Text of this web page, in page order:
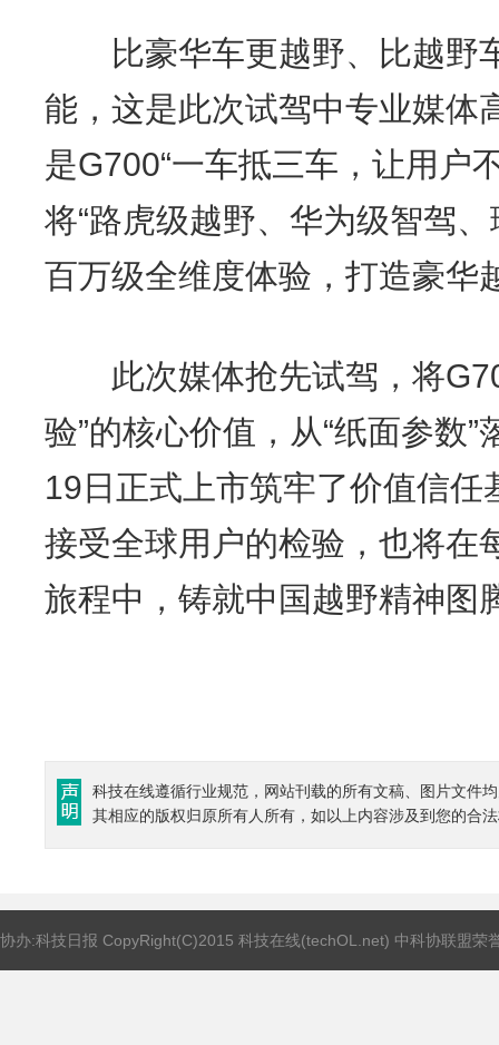
比豪华车更越野、比越野
能，这是此次试驾中专业媒体
是G700“一车抵三车，让用户
将“路虎级越野、华为级智驾
百万级全维度体验，打造豪华
此次媒体抢先试驾，将
验”的核心价值，从“纸面参数”
19日正式上市筑牢了价值信
接受全球用户的检验，也将在
旅程中，铸就中国越野精神图
科技在线遵循行业规范，网站刊载的所有文稿、图片文件
其相应的版权归原所有人所有，如以上内容涉及到您的合
协办:科技日报 CopyRight(C)2015 科技在线(techOL.net) 中科协联盟荣